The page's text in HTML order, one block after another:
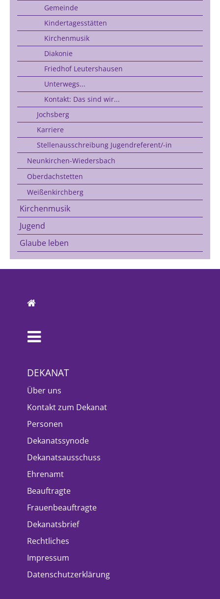
Gemeinde
Kindertagesstätten
Kirchenmusik
Diakonie
Friedhof Leutershausen
Unterwegs...
Kontakt: Das sind wir...
Jochsberg
Karriere
Stellenausschreibung Jugendreferent/-in
Neunkirchen-Wiedersbach
Oberdachstetten
Weißenkirchberg
Kirchenmusik
Jugend
Glaube leben
DEKANAT
Über uns
Kontakt zum Dekanat
Personen
Dekanatssynode
Dekanatsausschuss
Ehrenamt
Beauftragte
Frauenbeauftragte
Dekanatsbrief
Rechtliches
Impressum
Datenschutzerklärung